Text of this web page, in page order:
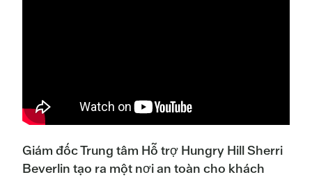
Giám đốc Trung tâm Hỗ trợ Hungry Hill Sherri
Beverlin tạo ra một nơi an toàn cho khách